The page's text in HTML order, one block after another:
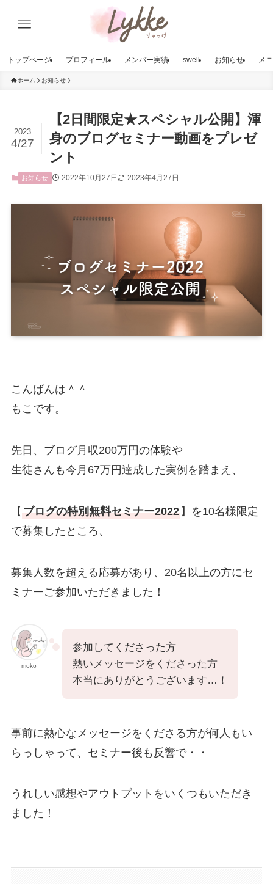
トップページ プロフィール メンバー実績 swell お知らせ メ
ホーム お知らせ
【2日間限定★スペシャル公開】渾
身のブログセミナー動画をプレゼ
ント
2023
4/27
お知らせ 2022年10月27日 2023年4月27日
こんばんは＾＾
もこです。
先日、ブログ月収200万円の体験や
生徒さんも今月67万円達成した実例を踏まえ、
【 ブログの特別無料セミナー2022】を10名様限定
で募集したところ、
募集人数を超える応募があり、20名以上の方にセ
ミナーご参加いただきました！
moko
参加してくださった方
熱いメッセージをくださった方
本当にありがとうございます…！
事前に熱心なメッセージをくださる方が何人もい
らっしゃって、セミナー後も反響で・・
うれしい感想やアウトプットをいくつもいただき
ました！